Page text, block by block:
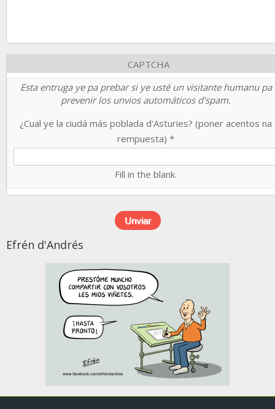
CAPTCHA
Esta entruga ye pa prebar si ye usté un visitante humanu pa
prevenir los unvios automáticos d'spam.
¿Cual ye la ciudá más poblada d'Asturies? (poner acentos na
rempuesta) *
Fill in the blank.
Efrén d'Andrés